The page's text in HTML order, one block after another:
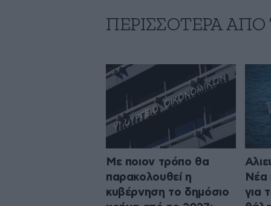
ΠΕΡΙΣΣΟΤΕΡΑ
Με ποιον τρόπο θα
παρακολουθεί η
κυβέρνηση το δημόσιο
Νέα
για